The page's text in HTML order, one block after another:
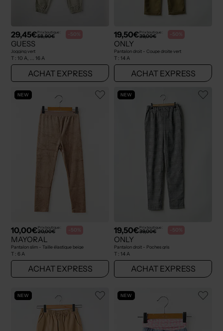
29,45€Prix boutique :
58,90€ -50%
GUESS
Jogging vert
T : 10 A, ... 16 A
ACHAT EXPRESS
19,50€Prix boutique :
39,00€ -50%
ONLY
Pantalon droit - Coupe droite vert
T : 14 A
ACHAT EXPRESS
NEW
10,00€Prix boutique :
20,00€ -50%
MAYORAL
Pantalon slim - Taille élastique beige
T : 6 A
ACHAT EXPRESS
NEW
19,50€Prix boutique :
39,00€ -50%
ONLY
Pantalon droit - Poches gris
T : 14 A
ACHAT EXPRESS
NEW NEW